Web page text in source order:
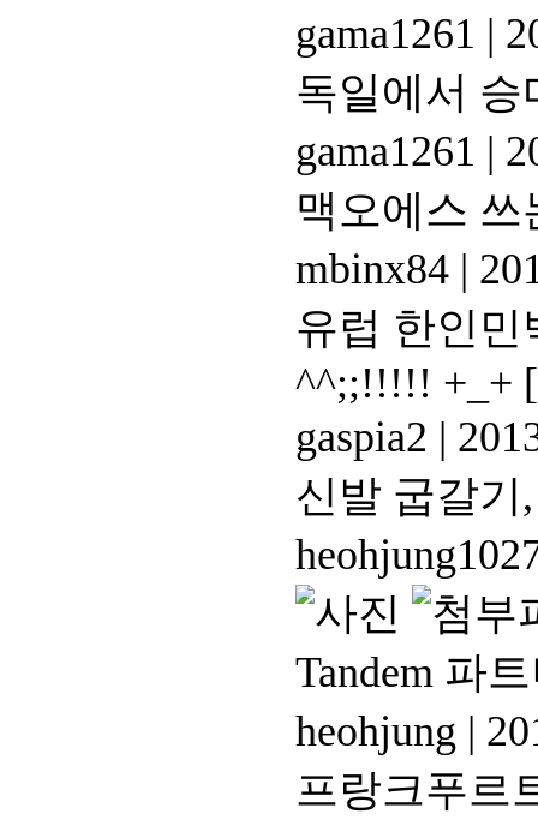
gama1261 |
독일에서 승
gama1261 |
맥오에스 쓰
mbinx84 |
유럽 한인민
^^;;!!!!! +_+
gaspia2 |
신발 굽갈
Tandem 파
heohjung |
프랑크푸르